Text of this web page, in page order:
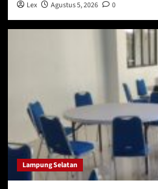
Lex Agustus 5, 2026 0
Lampung Selatan